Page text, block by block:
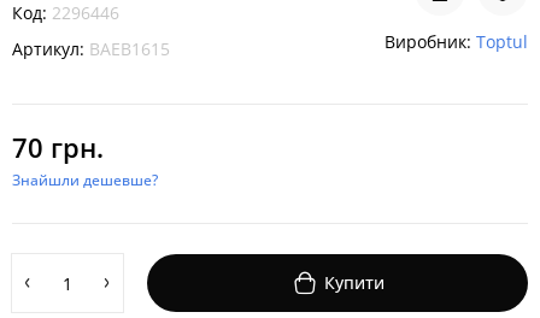
Код: 2296446
Артикул: BAEB1615 Виробник: Toptul
70 грн.
Знайшли дешевше?
Купити